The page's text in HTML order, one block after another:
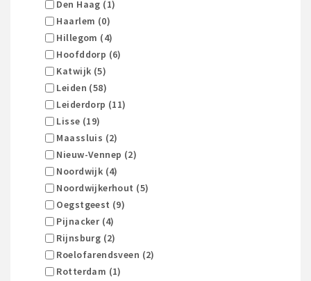
Den Haag (1)
Haarlem (0)
Hillegom (4)
Hoofddorp (6)
Katwijk (5)
Leiden (58)
Leiderdorp (11)
Lisse (19)
Maassluis (2)
Nieuw-Vennep (2)
Noordwijk (4)
Noordwijkerhout (5)
Oegstgeest (9)
Pijnacker (4)
Rijnsburg (2)
Roelofarendsveen (2)
Rotterdam (1)